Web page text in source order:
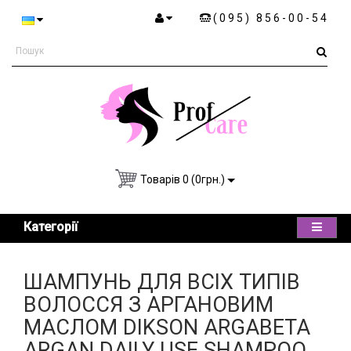
(095) 856-00-54
Товарів 0 (0грн.)
Категорії
ШАМПУНЬ ДЛЯ ВСІХ ТИПІВ
ВОЛОССЯ З АРГАНОВИМ
МАСЛОМ DIKSON ARGABETA